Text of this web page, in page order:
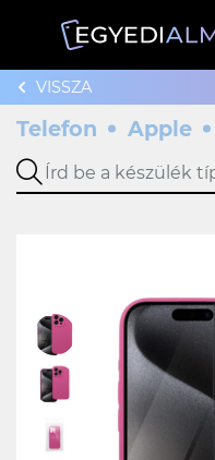
VISSZA
Telefon Apple